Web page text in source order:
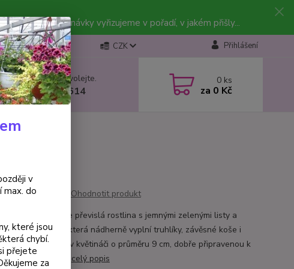
Objednávky vyřizujeme v pořadí, v jakém přišly...
CZK Přihlášení
Nevíte si rady? Zavolejte.
+420 602 223 614
0 ks
za 0 Kč
Ohodnotit produkt
Lysimachia ‘Lyssi’ je převislá rostlina s jemnými zelenými listy a
květy, která nádherně vyplní truhlíky, závěsné koše i
Dodáváme v květináči o průměru 9 cm, dobře připravenou k
pěstování. celý popis
v
max. do
které jsou
chybí.
přejete
za